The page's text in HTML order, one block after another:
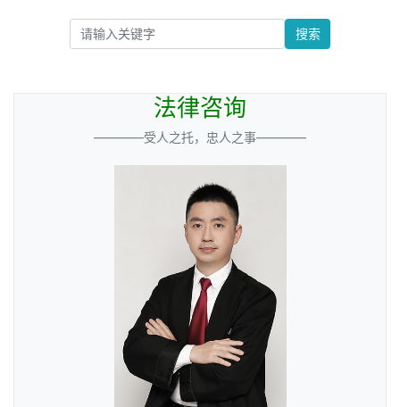
搜索
法律咨询
————受人之托，忠人之事————